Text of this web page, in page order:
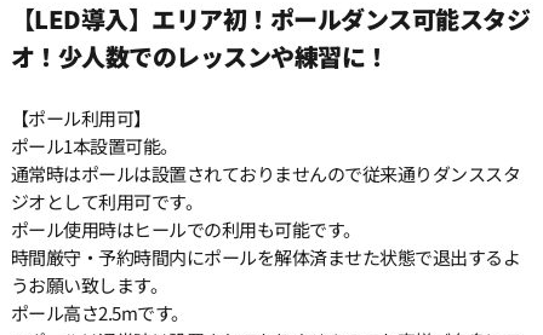
【LED導入】エリア初！ポールダンス可能スタジ
オ！少人数でのレッスンや練習に！
【ポール利用可】
ポール1本設置可能。
通常時はポールは設置されておりませんので従来通りダンススタ
ジオとして利用可です。
ポール使用時はヒールでの利用も可能です。
時間厳守・予約時間内にポールを解体済ませた状態で退出するよ
うお願い致します。
ポール高さ2.5mです。